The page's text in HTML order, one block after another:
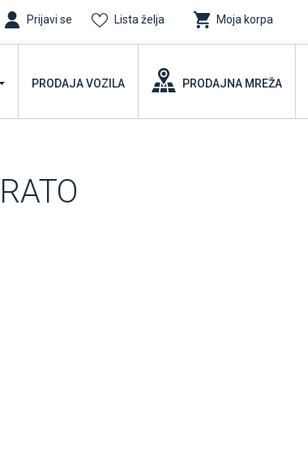
Prijavi se Lista želja Moja korpa
PRODAJA VOZILA PRODAJNA MREŽA